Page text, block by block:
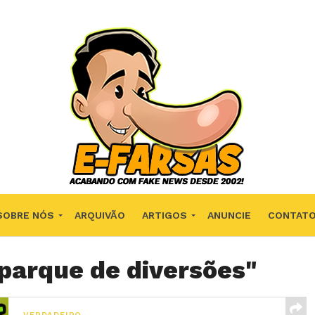
NÓS ARQUIVÃO ARTIGOS ANUNCIE CONTATO
de diversões"